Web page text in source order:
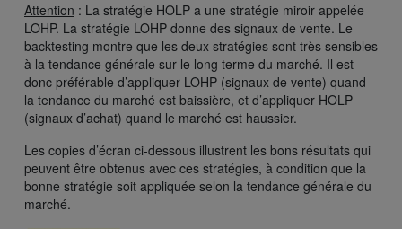
Attention : La stratégie HOLP a une stratégie miroir appelée
LOHP. La stratégie LOHP donne des signaux de vente. Le
backtesting montre que les deux stratégies sont très sensibles
à la tendance générale sur le long terme du marché. Il est
donc préférable d’appliquer LOHP (signaux de vente) quand
la tendance du marché est baissière, et d’appliquer HOLP
(signaux d’achat) quand le marché est haussier.
Les copies d’écran ci-dessous illustrent les bons résultats qui
peuvent être obtenus avec ces stratégies, à condition que la
bonne stratégie soit appliquée selon la tendance générale du
marché.